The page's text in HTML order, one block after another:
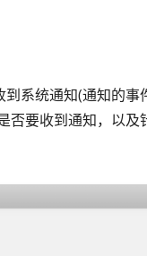
系统通知(通知的事
否要收到通知，以及